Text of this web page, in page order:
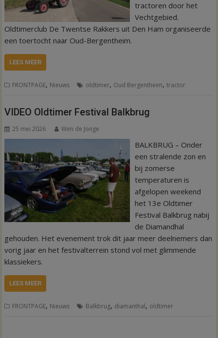
tractoren door het
Vechtgebied.
Oldtimerclub De Twentse Rakkers uit Den Ham organiseerde
een toertocht naar Oud-Bergentheim.
LEES MEER
FRONTPAGE, Nieuws oldtimer, Oud Bergentheim,tractor
VIDEO Oldtimer Festival Balkbrug
25 mei 2026 Wim de Jonge
BALKBRUG – Onder
een stralende zon en
bij zomerse
temperaturen is
afgelopen weekend
het 13e Oldtimer
Festival Balkbrug nabij
de Diamandhal
gehouden. Het evenement trok dit jaar meer deelnemers dan
vorig jaar en het festivalterrein stond vol met glimmende
klassiekers.
LEES MEER
FRONTPAGE, Nieuws Balkbrug, diamanthal, oldtimer